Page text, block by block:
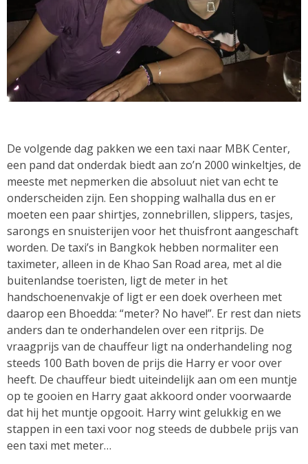
De volgende dag pakken we een taxi naar MBK Center,
een pand dat onderdak biedt aan zo’n 2000 winkeltjes, de
meeste met nepmerken die absoluut niet van echt te
onderscheiden zijn. Een shopping walhalla dus en er
moeten een paar shirtjes, zonnebrillen, slippers, tasjes,
sarongs en snuisterijen voor het thuisfront aangeschaft
worden. De taxi’s in Bangkok hebben normaliter een
taximeter, alleen in de Khao San Road area, met al die
buitenlandse toeristen, ligt de meter in het
handschoenenvakje of ligt er een doek overheen met
daarop een Bhoedda: “meter? No have!”. Er rest dan niets
anders dan te onderhandelen over een ritprijs. De
vraagprijs van de chauffeur ligt na onderhandeling nog
steeds 100 Bath boven de prijs die Harry er voor over
heeft. De chauffeur biedt uiteindelijk aan om een muntje
op te gooien en Harry gaat akkoord onder voorwaarde
dat hij het muntje opgooit. Harry wint gelukkig en we
stappen in een taxi voor nog steeds de dubbele prijs van
een taxi met meter…